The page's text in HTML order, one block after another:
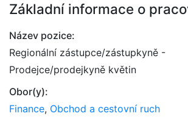
Základní informace o
Název pozice:
Regionální zástupce/zástupkyně -
Prodejce/prodejkyně květin
Obor(y):
Finance, Obchod a cestovní ruch